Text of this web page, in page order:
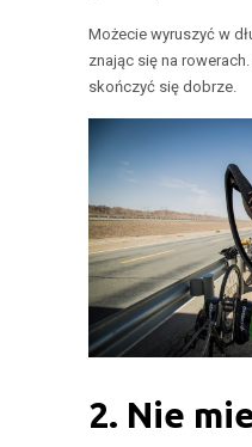
Możecie wyruszyć w
znając się na
skończyć się dobrze.
2. Nie